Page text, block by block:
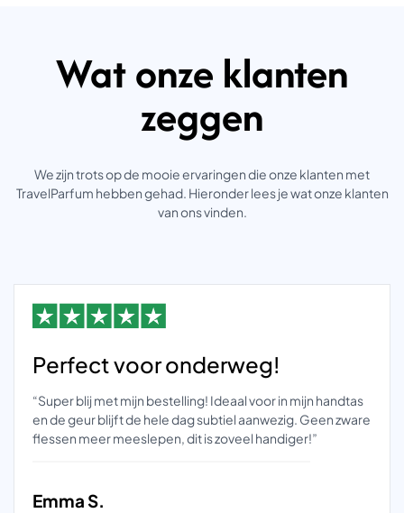
Wat onze klanten
zeggen
We zijn trots op de mooie ervaringen die onze klanten met
TravelParfum hebben gehad. Hieronder lees je wat onze klanten
van ons vinden.
Perfect voor onderweg!
“Super blij met mijn bestelling! Ideaal voor in mijn handtas
en de geur blijft de hele dag subtiel aanwezig. Geen zware
flessen meer meeslepen, dit is zoveel handiger!”
Emma S.